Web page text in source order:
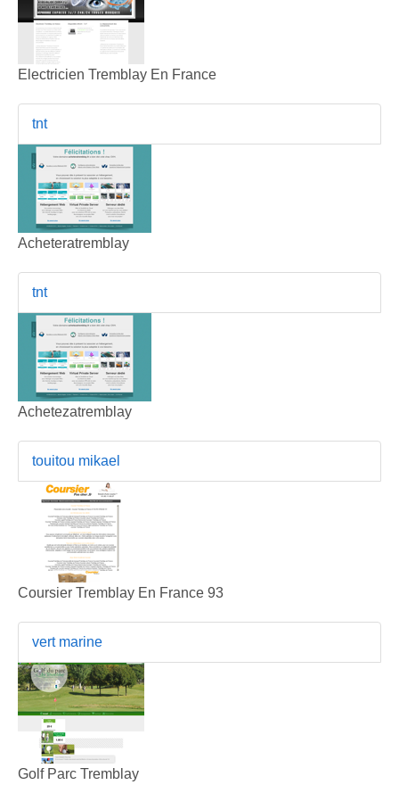
Electricien Tremblay En France
tnt
Acheteratremblay
tnt
Achetezatremblay
touitou mikael
Coursier Tremblay En France 93
vert marine
Golf Parc Tremblay